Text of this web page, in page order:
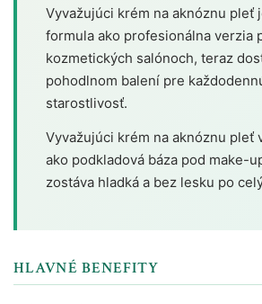
Vyvažujúci krém na aknóznu pleť
formula ako profesionálna verzia
kozmetických salónoch, teraz
pohodlnom balení pre
starostlivosť.
Vyvažujúci krém na aknóznu pleť
ako podkladová báza pod make-
zostáva hladká a bez lesku po
HLAVNÉ BENEFITY